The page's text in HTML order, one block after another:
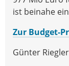
ist beinahe
Zur Budget-
Günter